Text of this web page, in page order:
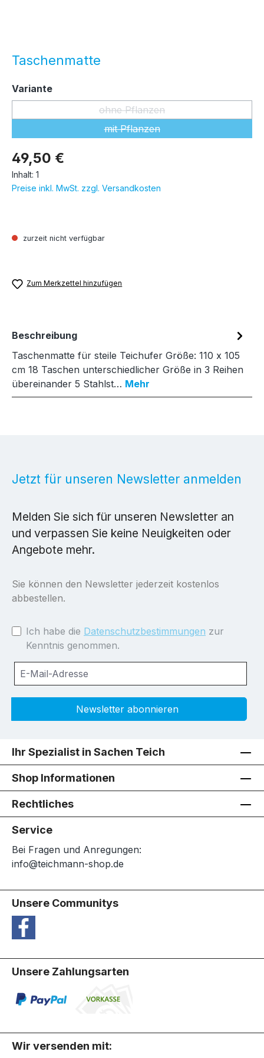
Taschenmatte
49,50 €
Inhalt: 1
Preise inkl. MwSt. zzgl. Versandkosten
zurzeit nicht verfügbar
Varianteauswählen
ohne Pflanzen
(Diese Option ist zurzeit nicht
mit Pflanzen
(Diese Option ist zurzeit nicht
Zum Merkzettel hinzufügen
Beschreibung
Taschenmatte für steile Teichufer Größe: 110 x 105
cm 18 Taschen unterschiedlicher Größe in 3 Reihen
übereinander 5 Stahlst… Mehr
Jetzt für unseren Newsletter anmelden
Melden Sie sich für unseren Newsletter an
und verpassen Sie keine Neuigkeiten oder
Angebote mehr.
Sie können den Newsletter jederzeit kostenlos
abbestellen.
Ich habe die Datenschutzbestimmungen zur
Kenntnis genommen.
Newsletter abonnieren
Ihr Spezialist in Sachen Teich
Shop Informationen
Rechtliches
Service
Bei Fragen und Anregungen:
info@teichmann-shop.de
Unsere Communitys
Unsere Zahlungsarten
Wir versenden mit: